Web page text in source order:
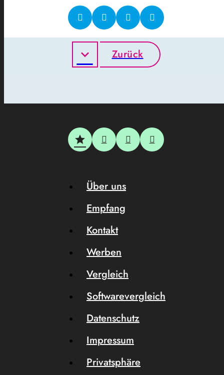
Zurück
Über uns
Empfang
Kontakt
Werben
Vergleich
Softwarevergleich
Datenschutz
Impressum
Privatsphäre